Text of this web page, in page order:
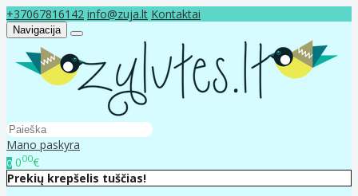
+37067816142 info@zuja.lt Kontaktai
Navigacija
Mano paskyra
0 000€
Prekių krepšelis tuščias!